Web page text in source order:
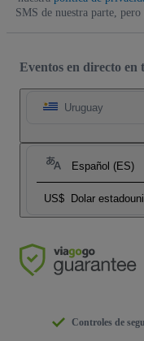
SMS de nuestra parte,
Eventos en directo en
Uruguay
Español (ES)
US$ Dolar
Controles de